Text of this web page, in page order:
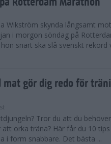
Wikström skynda långsamt
i morgon söndag på
snart ska slå svenskt rekord
mat gör dig redo för
Tror du att du
orka träna? Här får du 10
i form snabbare. Det bästa ...